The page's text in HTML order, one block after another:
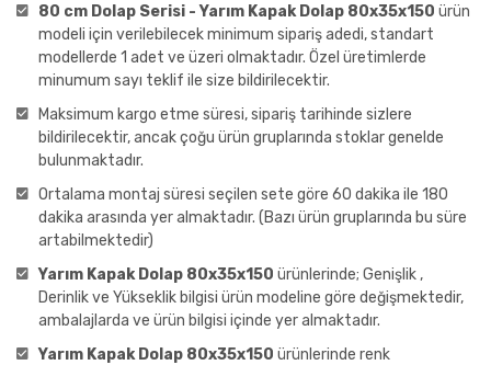
80 cm Dolap Serisi - Yarım Kapak Dolap 80x35x150 ürün
modeli için verilebilecek minimum sipariş adedi, standart
modellerde 1 adet ve üzeri olmaktadır. Özel üretimlerde
minumum sayı teklif ile size bildirilecektir.
Maksimum kargo etme süresi, sipariş tarihinde sizlere
bildirilecektir, ancak çoğu ürün gruplarında stoklar genelde
bulunmaktadır.
Ortalama montaj süresi seçilen sete göre 60 dakika ile 180
dakika arasında yer almaktadır. (Bazı ürün gruplarında bu süre
artabilmektedir)
Yarım Kapak Dolap 80x35x150 ürünlerinde; Genişlik ,
Derinlik ve Yükseklik bilgisi ürün modeline göre değişmektedir,
ambalajlarda ve ürün bilgisi içinde yer almaktadır.
Yarım Kapak Dolap 80x35x150 ürünlerinde renk